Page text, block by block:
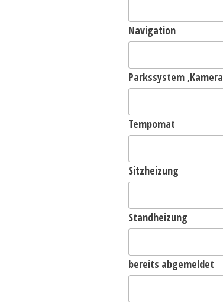
Navigation
Parkssystem ,Kamera
Tempomat
Sitzheizung
Standheizung
bereits abgemeldet